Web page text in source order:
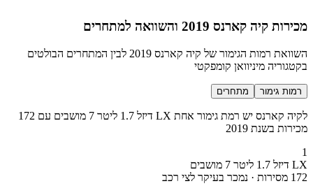
מכירות קיה קארנס 2019 והשוואה למתחרים
השוואת רמות הגימור של קיה קארנס 2019 לבין המתחרים הבולטים
בקטגוריה מיניוואן קומפקטי
רמות גימור מתחרים
לקיה קארנס יש רמת גימור אחת LX דיזל 1.7 ליטר 7 מושבים עם 172
מכירות בשנת 2019
1
LX דיזל 1.7 ליטר 7 מושבים
172 מסירות · נמכר בעיקר לצי רכב